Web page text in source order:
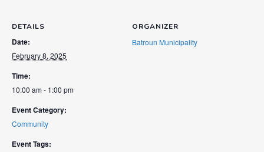
DETAILS
Date:
February 8, 2025
Time:
10:00 am - 1:00 pm
Event Category:
Community
Event Tags:
ORGANIZER
Batroun Municipality